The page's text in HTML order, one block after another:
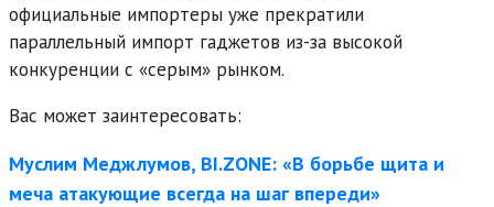
официальные импортеры уже прекратили
параллельный импорт гаджетов из-за высокой
конкуренции с «серым» рынком.
Вас может заинтересовать:
Муслим Меджлумов, BI.ZONE: «В борьбе щита и
меча атакующие всегда на шаг впереди»